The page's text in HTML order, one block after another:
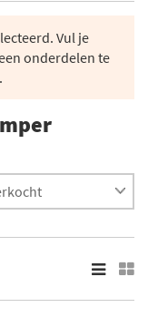
Vul je
onderdelen te